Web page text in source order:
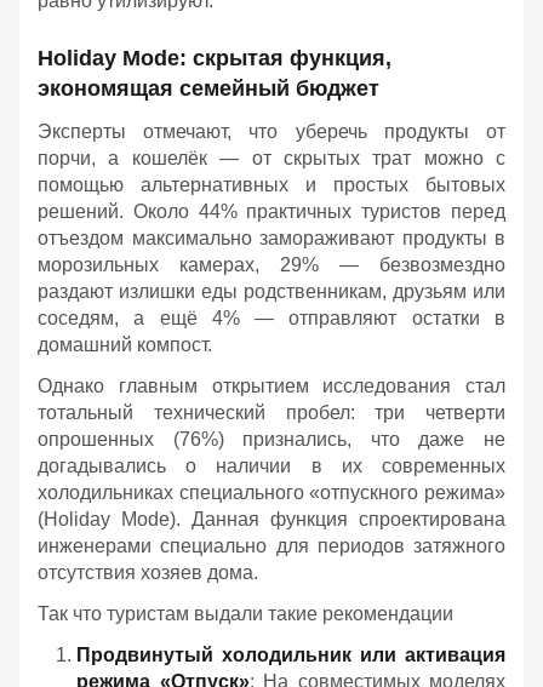
Holiday Mode: скрытая функция,
экономящая семейный бюджет
Эксперты отмечают, что уберечь продукты от
порчи, а кошелёк — от скрытых трат можно с
помощью альтернативных и простых бытовых
решений. Около 44% практичных туристов перед
отъездом максимально замораживают продукты в
морозильных камерах, 29% — безвозмездно
раздают излишки еды родственникам, друзьям или
соседям, а ещё 4% — отправляют остатки в
домашний компост.
Однако главным открытием исследования стал
тотальный технический пробел: три четверти
опрошенных (76%) признались, что даже не
догадывались о наличии в их современных
холодильниках специального «отпускного режима»
(Holiday Mode). Данная функция спроектирована
инженерами специально для периодов затяжного
отсутствия хозяев дома.
Так что туристам выдали такие рекомендации
Продвинутый холодильник или активация
режима «Отпуск»: На совместимых моделях